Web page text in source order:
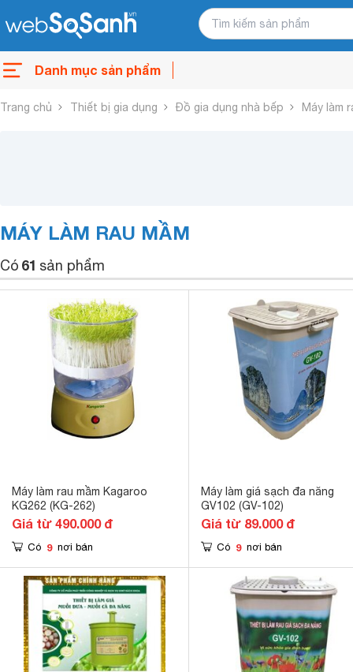
Danh mục sản phẩm
Trang chủ Thiết bị gia dụng Đồ gia dụng nhà bếp Máy làm
MÁY LÀM RAU MẦM
Có 61 sản phẩm
Máy làm rau mầm Kagaroo
KG262 (KG-262)
Giá từ 490.000 đ
Có 9 nơi bán
Máy làm giá sạch đa năng
GV102 (GV-102)
Giá từ 89.000 đ
Có 9 nơi bán